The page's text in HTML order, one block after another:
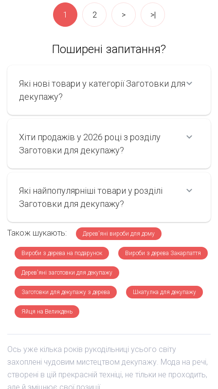
1 2 > >|
Поширені запитання?
Які нові товари у категорії Заготовки для
декупажу?
Хіти продажів у 2026 році з розділу
Заготовки для декупажу?
Які найпопулярніші товари у розділі
Заготовки для декупажу?
Також шукають: Дерев'яні вироби для дому
Вироби з дерева на подарунок Вироби з дерева Закарпаття
Дерев'яні заготовки для декупажу
Заготовки для декупажу з дерева Шкатулка для декупажу
Яйця на Великдень
Ось уже кілька років рукодільниці усього світу
захоплені чудовим мистецтвом декупажу. Мода на речі,
створені в цій прекрасній техніці, не тільки не проходить,